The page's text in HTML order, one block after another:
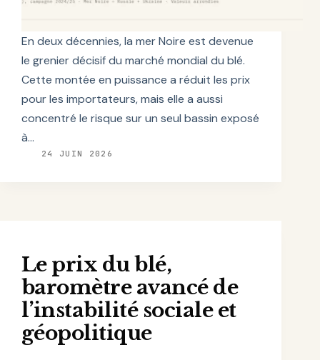
En deux décennies, la mer Noire est devenue
le grenier décisif du marché mondial du blé.
Cette montée en puissance a réduit les prix
pour les importateurs, mais elle a aussi
concentré le risque sur un seul bassin exposé
à…
24 JUIN 2026
Le prix du blé,
baromètre avancé de
l’instabilité sociale et
géopolitique